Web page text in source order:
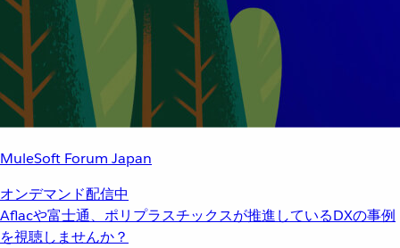
MuleSoft Forum Japan
オンデマンド配信中
Aflacや富士通、ポリプラスチックスが推進しているDXの事例
を視聴しませんか？